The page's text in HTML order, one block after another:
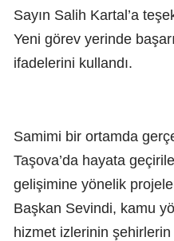
Sayın Salih Kartal’a
Yeni görev yerinde
ifadelerini kullandı.
Samimi bir ortamda
Taşova’da hayata
gelişimine yönelik
Başkan Sevindi, kamu
hizmet izlerinin